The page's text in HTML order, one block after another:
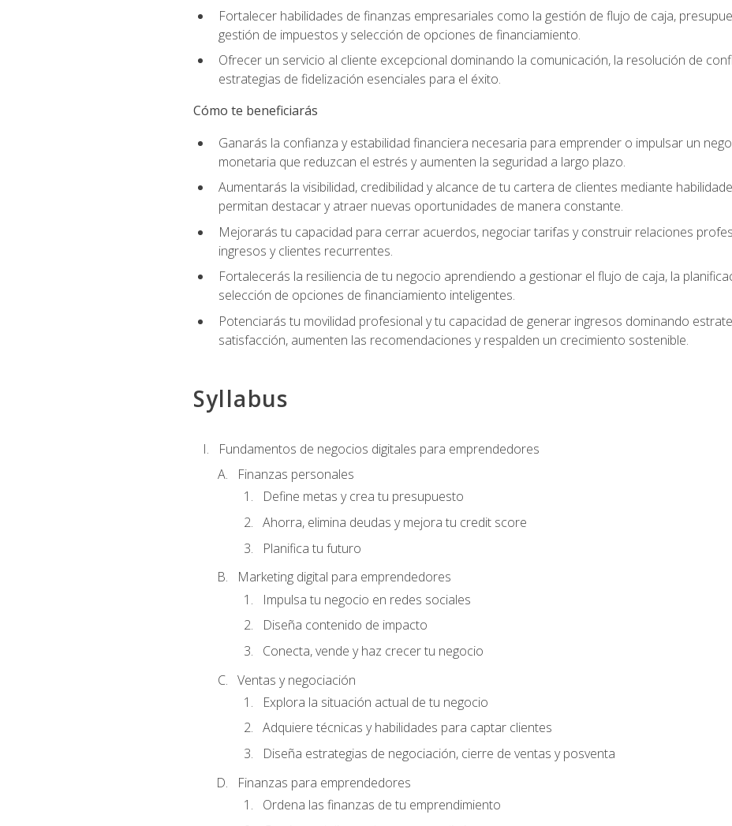
Fortalecer habilidades de finanzas empresariales como la gestión de flujo de caja,
gestión de impuestos y selección de opciones de financiamiento.
Ofrecer un servicio al cliente excepcional dominando la comunicación, la resolución de
estrategias de fidelización esenciales para el éxito.
Cómo te beneficiarás
Ganarás la confianza y estabilidad financiera necesaria para emprender o impulsar un
monetaria que reduzcan el estrés y aumenten la seguridad a largo plazo.
Aumentarás la visibilidad, credibilidad y alcance de tu cartera de clientes mediante
permitan destacar y atraer nuevas oportunidades de manera constante.
Mejorarás tu capacidad para cerrar acuerdos, negociar tarifas y construir relaciones
ingresos y clientes recurrentes.
Fortalecerás la resiliencia de tu negocio aprendiendo a gestionar el flujo de caja, la
selección de opciones de financiamiento inteligentes.
Potenciarás tu movilidad profesional y tu capacidad de generar ingresos dominando
satisfacción, aumenten las recomendaciones y respalden un crecimiento sostenible.
Syllabus
Fundamentos de negocios digitales para emprendedores
Finanzas personales
Define metas y crea tu presupuesto
Ahorra, elimina deudas y mejora tu credit score
Planifica tu futuro
Marketing digital para emprendedores
Impulsa tu negocio en redes sociales
Diseña contenido de impacto
Conecta, vende y haz crecer tu negocio
Ventas y negociación
Explora la situación actual de tu negocio
Adquiere técnicas y habilidades para captar clientes
Diseña estrategias de negociación, cierre de ventas y posventa
Finanzas para emprendedores
Ordena las finanzas de tu emprendimiento